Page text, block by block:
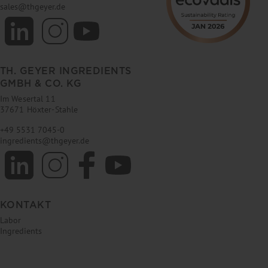
sales@thgeyer.de
TH. GEYER INGREDIENTS
GMBH & CO. KG
Im Wesertal 11
37671 Höxter-Stahle
+49 5531 7045-0
ingredients@thgeyer.de
KONTAKT
Labor
Ingredients